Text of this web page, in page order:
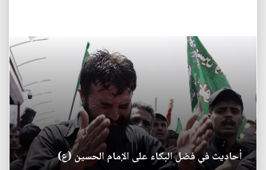
أحاديث في فضل البكاء على الإمام الحسين (ع)